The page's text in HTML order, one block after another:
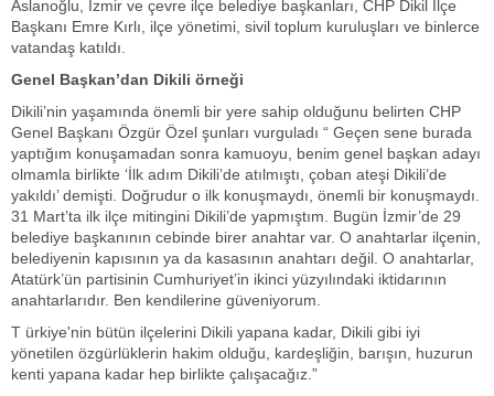
Aslanoğlu, İzmir ve çevre ilçe belediye başkanları, CHP Dikil İlçe
Başkanı Emre Kırlı, ilçe yönetimi, sivil toplum kuruluşları ve binlerce
vatandaş katıldı.
Genel Başkan’dan Dikili örneği
Dikili’nin yaşamında önemli bir yere sahip olduğunu belirten CHP
Genel Başkanı Özgür Özel şunları vurguladı “ Geçen sene burada
yaptığım konuşamadan sonra kamuoyu, benim genel başkan adayı
olmamla birlikte ‘İlk adım Dikili’de atılmıştı, çoban ateşi Dikili’de
yakıldı’ demişti. Doğrudur o ilk konuşmaydı, önemli bir konuşmaydı.
31 Mart’ta ilk ilçe mitingini Dikili’de yapmıştım. Bugün İzmir’de 29
belediye başkanının cebinde birer anahtar var. O anahtarlar ilçenin,
belediyenin kapısının ya da kasasının anahtarı değil. O anahtarlar,
Atatürk’ün partisinin Cumhuriyet’in ikinci yüzyılındaki iktidarının
anahtarlarıdır. Ben kendilerine güveniyorum.
T ürkiye'nin bütün ilçelerini Dikili yapana kadar, Dikili gibi iyi
yönetilen özgürlüklerin hakim olduğu, kardeşliğin, barışın, huzurun
kenti yapana kadar hep birlikte çalışacağız.”